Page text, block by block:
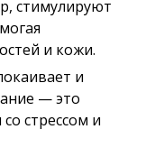
стимулируют
и кожи.
и
— это
стрессом и